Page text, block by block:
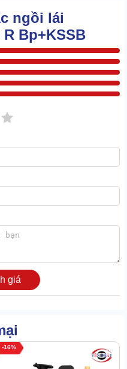
tích tổng lên tới 110l. Mỗi
phải đổ rác liên tục như
bỏ rác xấp xỉ 100%
chổi có sợi cước siêu bền.
ấn tượng.
ngồi lái
R Bp+KSSB
5 sao
giá
16